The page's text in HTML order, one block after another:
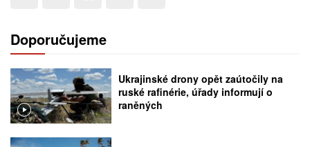
Doporučujeme
Ukrajinské drony opět zaútočily na
ruské rafinérie, úřady informují o
raněných